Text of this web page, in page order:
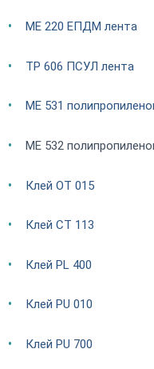
ME 220 ЕПДМ лента
TP 606 ПСУЛ лента
ME 531
ME 532
Клей OT 015
Клей CT 113
Клей PL 400
Клей PU 010
Клей PU 700